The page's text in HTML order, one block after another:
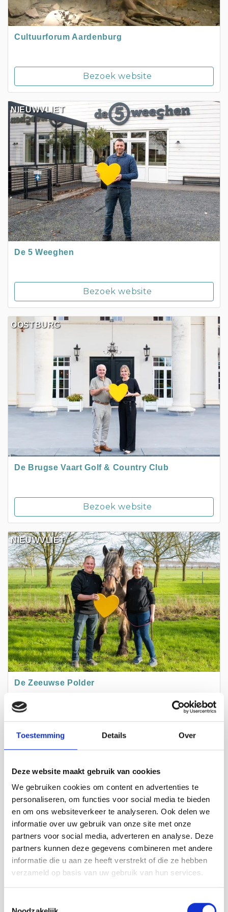
Toestemming Details Over
Deze website maakt gebruik van cookies
We gebruiken cookies om content en advertenties te
personaliseren, om functies voor social media te bieden
en om ons websiteverkeer te analyseren. Ook delen we
informatie over uw gebruik van onze site met onze
partners voor social media, adverteren en analyse. Deze
partners kunnen deze gegevens combineren met andere
informatie die u aan ze heeft verstrekt of die ze hebben
verzameld op basis van uw gebruik van hun services.
Cultuurforum Aardenburg
Bezoek website
NIEUWVLIET
De 5 Weeghen
Bezoek website
OOSTBURG
De Brugse Vaart Golf & Country Club
Bezoek website
NIEUWVLIET
De Zeeuwse Polder
Bezoek website